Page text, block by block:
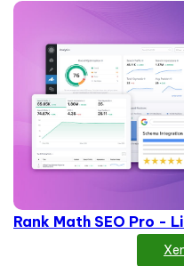
Rank Math SEO Pro -